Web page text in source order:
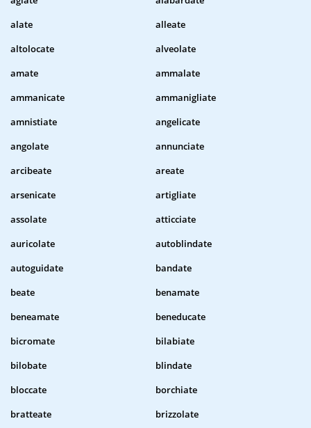
alate
alleate
altolocate
alveolate
amate
ammalate
ammanicate
ammanigliate
amnistiate
angelicate
angolate
annunciate
arcibeate
areate
arsenicate
artigliate
assolate
atticciate
auricolate
autoblindate
autoguidate
bandate
beate
benamate
beneamate
beneducate
bicromate
bilabiate
bilobate
blindate
bloccate
borchiate
bratteate
brizzolate